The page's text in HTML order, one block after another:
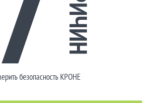
ПРИЧИН
безопасность КРОНЕ